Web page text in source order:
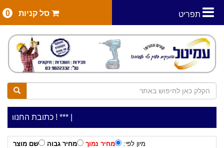
תפריט סל קניות 0
***כתובת החנות: רח' המלאכה 2, ביתן 8 (כניסה ***כלי עבודה להשכרה בתעריף יומי משתלם ! ***
מיון לפי: מחיר נמוך מחיר גבוה
שם מוצר